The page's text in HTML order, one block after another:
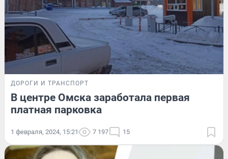
ДОРОГИ И ТРАНСПОРТ
В центре Омска заработала первая
платная парковка
1 февраля, 2024, 15:21 7 197 15